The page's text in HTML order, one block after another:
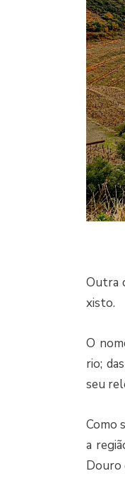
Outra
xisto.
O
rio;
seu
Como
a
Douro